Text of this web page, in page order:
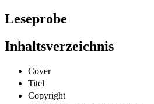
Leseprobe
Inhaltsverzeichnis
Cover
Titel
Copyright